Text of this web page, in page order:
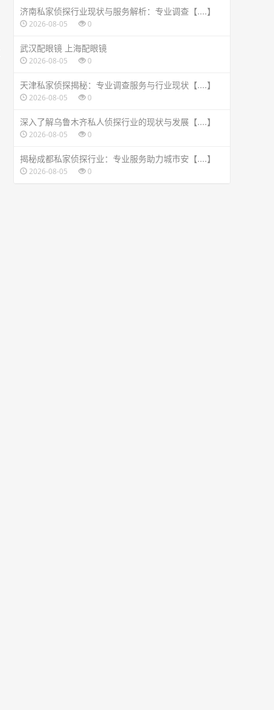
济南私家侦探行业现状与服务解析：专业调查【....】
2026-08-05 0
武汉配眼镜 上海配眼镜
2026-08-05 0
天津私家侦探揭秘：专业调查服务与行业现状【....】
2026-08-05 0
深入了解乌鲁木齐私人侦探行业的现状与发展【....】
2026-08-05 0
揭秘成都私家侦探行业：专业服务助力城市安【....】
2026-08-05 0